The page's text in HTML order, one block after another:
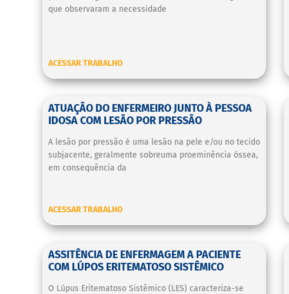
que observaram a necessidade
ACESSAR TRABALHO
ATUAÇÃO DO ENFERMEIRO JUNTO À PESSOA
IDOSA COM LESÃO POR PRESSÃO
A lesão por pressão é uma lesão na pele e/ou no tecido
subjacente, geralmente sobreuma proeminência óssea,
em consequência da
ACESSAR TRABALHO
ASSITÊNCIA DE ENFERMAGEM A PACIENTE
COM LÚPOS ERITEMATOSO SISTÊMICO
O Lúpus Eritematoso Sistêmico (LES) caracteriza-se